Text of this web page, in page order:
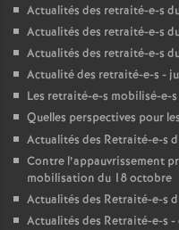
Actualités des retraité-e-s
Actualités des retraité-e-s
Actualités des retraité-e-s
Actualité des retraité-e-s -
Les retraité-e-s mobilisé-e-
Quelles perspectives pour
Actualités des Retraité-e-s
Contre l’appauvrissement
mobilisation du 18 octobre
Actualités des Retraité-e-s
Actualités des Retraité-e-s -